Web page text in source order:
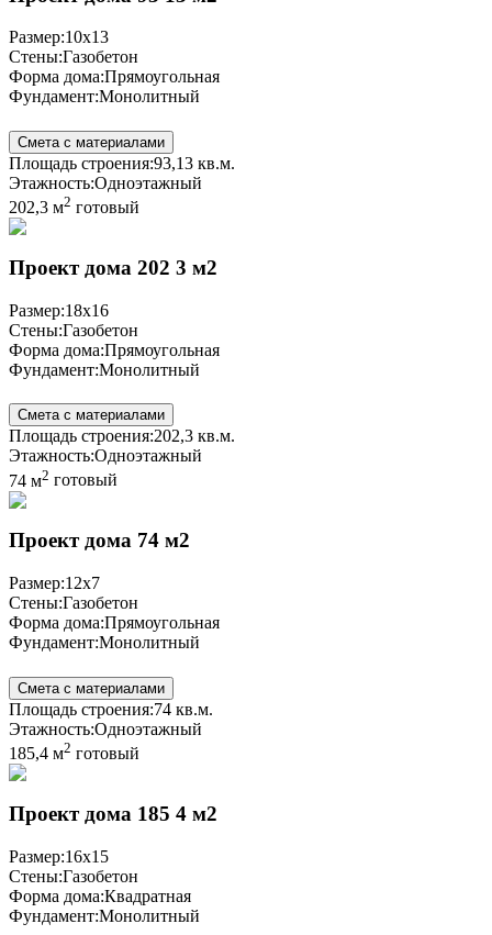
Размер:10x13
Стены:Газобетон
Форма дома:Прямоугольная
Фундамент:Монолитный
Смета с материалами
Площадь строения:93,13 кв.м.
Этажность:Одноэтажный
202,3 м2 готовый
Проект дома 202 3 м2
Размер:18x16
Стены:Газобетон
Форма дома:Прямоугольная
Фундамент:Монолитный
Смета с материалами
Площадь строения:202,3 кв.м.
Этажность:Одноэтажный
74 м2 готовый
Проект дома 74 м2
Размер:12x7
Стены:Газобетон
Форма дома:Прямоугольная
Фундамент:Монолитный
Смета с материалами
Площадь строения:74 кв.м.
Этажность:Одноэтажный
185,4 м2 готовый
Проект дома 185 4 м2
Размер:16x15
Стены:Газобетон
Форма дома:Квадратная
Фундамент:Монолитный